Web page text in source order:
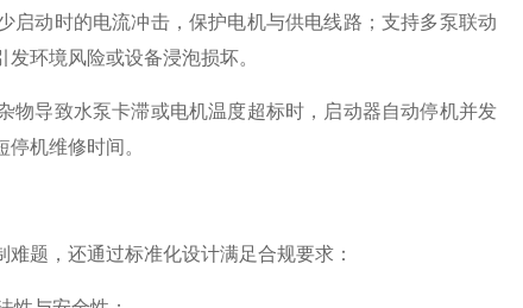
动时的电流冲击，保护电机与供电线路；支持多泵联动
环境风险或设备浸泡损坏。
导致水泵卡滞或电机温度超标时，启动器自动停机并发
机维修时间。
题，还通过标准化设计满足合规要求：